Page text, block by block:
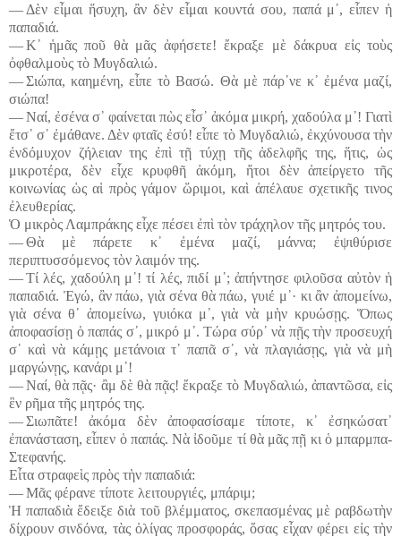
― Δὲν εἶμαι ἥσυχη, ἂν δὲν εἶμαι κουντά σου, παπά μ᾽, εἶπεν ἡ
παπαδιά.
― Κ᾽ ἡμᾶς ποῦ θὰ μᾶς ἀφήσετε! ἔκραξε μὲ δάκρυα εἰς τοὺς
ὀφθαλμοὺς τὸ Μυγδαλιώ.
― Σιώπα, καημένη, εἶπε τὸ Βασώ. Θὰ μὲ πάρ᾽νε κ᾽ ἐμένα μαζί,
σιώπα!
― Ναί, ἐσένα σ᾽ φαίνεται πὼς εἶσ᾽ ἀκόμα μικρή, χαδούλα μ᾽! Γιατὶ
ἔτσ᾽ σ᾽ ἐμάθανε. Δὲν φταῖς ἐσύ! εἶπε τὸ Μυγδαλιώ, ἐκχύνουσα τὴν
ἐνδόμυχον ζήλειαν της ἐπὶ τῇ τύχῃ τῆς ἀδελφῆς της, ἥτις, ὡς
μικροτέρα, δὲν εἶχε κρυφθῆ ἀκόμη, ἤτοι δὲν ἀπείργετο τῆς
κοινωνίας ὡς αἱ πρὸς γάμον ὥριμοι, καὶ ἀπέλαυε σχετικῆς τινος
ἐλευθερίας.
Ὁ μικρὸς Λαμπράκης εἶχε πέσει ἐπὶ τὸν τράχηλον τῆς μητρός του.
― Θὰ μὲ πάρετε κ᾽ ἐμένα μαζί, μάννα; ἐψιθύρισε
περιπτυσσόμενος τὸν λαιμόν της.
― Τί λές, χαδούλη μ᾽! τί λές, πιδί μ᾽; ἀπήντησε φιλοῦσα αὐτὸν ἡ
παπαδιά. Ἐγώ, ἂν πάω, γιὰ σένα θὰ πάω, γυιέ μ᾽· κι ἂν ἀπομείνω,
γιὰ σένα θ᾽ ἀπομείνω, γυιόκα μ᾽, γιὰ νὰ μὴν κρυώσῃς. Ὅπως
ἀποφασίσῃ ὁ παπάς σ᾽, μικρό μ᾽. Τώρα σύρ᾽ νὰ πῇς τὴν προσευχή
σ᾽ καὶ νὰ κάμῃς μετάνοια τ᾽ παπᾶ σ᾽, νὰ πλαγιάσῃς, γιὰ νὰ μὴ
μαργώνῃς, κανάρι μ᾽!
― Ναί, θὰ πᾷς· ἂμ δὲ θὰ πᾷς! ἔκραξε τὸ Μυγδαλιώ, ἀπαντῶσα, εἰς
ἓν ρῆμα τῆς μητρός της.
― Σιωπᾶτε! ἀκόμα δὲν ἀποφασίσαμε τίποτε, κ᾽ ἐσηκώσατ᾽
ἐπανάσταση, εἶπεν ὁ παπάς. Νὰ ἰδοῦμε τί θὰ μᾶς πῇ κι ὁ μπαρμπα-
Στεφανής.
Εἶτα στραφεὶς πρὸς τὴν παπαδιά:
― Μᾶς φέρανε τίποτε λειτουργιές, μπάριμ;
Ἡ παπαδιὰ ἔδειξε διὰ τοῦ βλέμματος, σκεπασμένας μὲ ραβδωτὴν
δίχρουν σινδόνα, τὰς ὀλίγας προσφοράς, ὅσας εἶχαν φέρει εἰς τὴν